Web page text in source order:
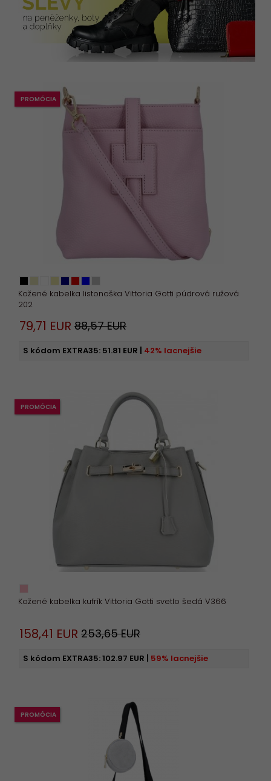
Kožené kabelka listonoška Vittoria Gotti púdrová ružová
202
PROMÓCIA
79,71 EUR 88,57 EUR
S kódom EXTRA35: 51.81 EUR 42% lacnejšie
Kožené kabelka kufrík Vittoria Gotti svetlo šedá V366
PROMÓCIA
158,41 EUR 253,65 EUR
S kódom EXTRA35:102.97 EUR 59% lacnejšie
PROMÓCIA